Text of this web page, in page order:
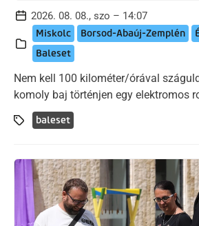
2026. 08. 08., szo – 14:07
Miskolc Borsod-Abaúj-Zemplén
Baleset
Nem kell 100 kilométer/órával
komoly baj történjen egy elektromos
baleset